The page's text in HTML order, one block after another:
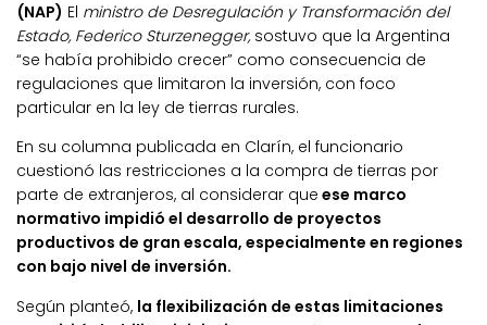
(NAP) El ministro de Desregulación y Transformación del
Estado, Federico Sturzenegger,sostuvo que la Argentina
“se había prohibido crecer” como consecuencia de
regulaciones que limitaron la inversión, con foco
particular en la ley de tierras rurales.
En su columna publicada en Clarín, el funcionario
cuestionó las restricciones a la compra de tierras por
parte de extranjeros, al considerar que ese marco
normativo impidió el desarrollo de proyectos
productivos de gran escala, especialmente en regiones
con bajo nivel de inversión.
Según planteó, la flexibilización de estas limitaciones